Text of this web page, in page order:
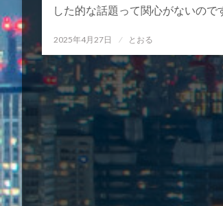
した的な話題って関心がないので
投
日:
2025年4月27日 とおる